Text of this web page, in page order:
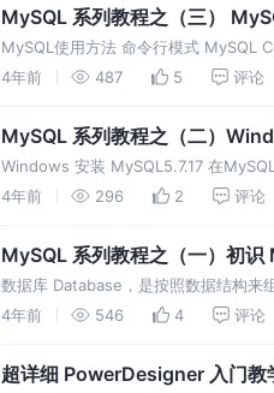
MySQL 系列教程之（三）
MySQL使用方法 命令行模式 MySQL
类似同于excel，我们可以用点点来实现
4年前 487 5 评论
MySQL 系列教程之（二）
Windows 安装 MySQL5.7.17 在
6
4年前 296 2 评论
MySQL 系列教程之（一）初识
数据库 Database，是按照数据结构来
足条件的数据，数据访问速度快 约束存
4年前 546 4 评论
超详细 PowerDesigner 入门教